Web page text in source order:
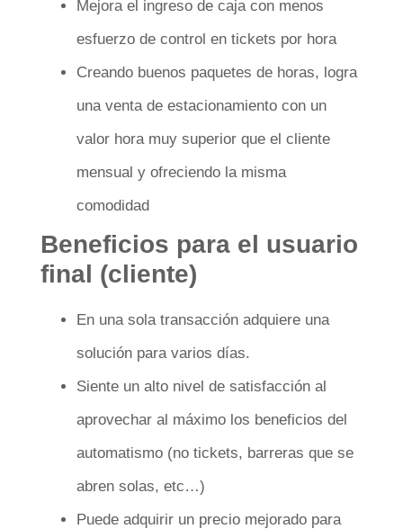
Mejora el ingreso de caja con menos
esfuerzo de control en tickets por hora
Creando buenos paquetes de horas, logra
una venta de estacionamiento con un
valor hora muy superior que el cliente
mensual y ofreciendo la misma
comodidad
Beneficios para el usuario
final (cliente)
En una sola transacción adquiere una
solución para varios días.
Siente un alto nivel de satisfacción al
aprovechar al máximo los beneficios del
automatismo (no tickets, barreras que se
abren solas, etc…)
Puede adquirir un precio mejorado para